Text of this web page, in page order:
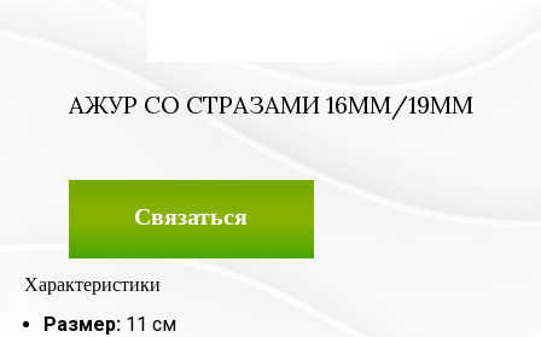
АЖУР СО СТРАЗАМИ 16ММ/19ММ
Связаться
Характеристики
Размер: 11 см